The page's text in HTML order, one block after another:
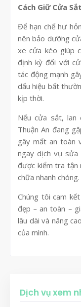
Cách Giữ Cửa
Để hạn chế hư
nên bảo dưỡng
xe cửa kéo giúp
định kỳ đối với
tác động mạnh
dấu hiệu bất
kịp thời.
Nếu cửa sắt, lan
Thuận An đang
gây mất an toàn
ngay dịch vụ sửa
được kiểm tra tận
chữa nhanh chóng.
Chúng tôi cam
đẹp – an toàn –
lâu dài và nâng
của mình.
Dịch vụ xem